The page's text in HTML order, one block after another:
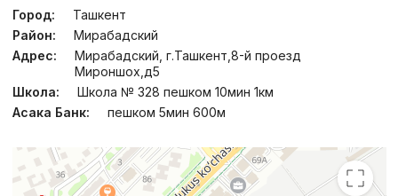
Город:
Ташкент
Район:
Мирабадский
Адрес:
Мирабадский, г.Ташкент,8-й проезд
Мироншох,д5
Школа:
Школа № 328 пешком 10мин 1км
Асака Банк:
пешком 5мин 600м